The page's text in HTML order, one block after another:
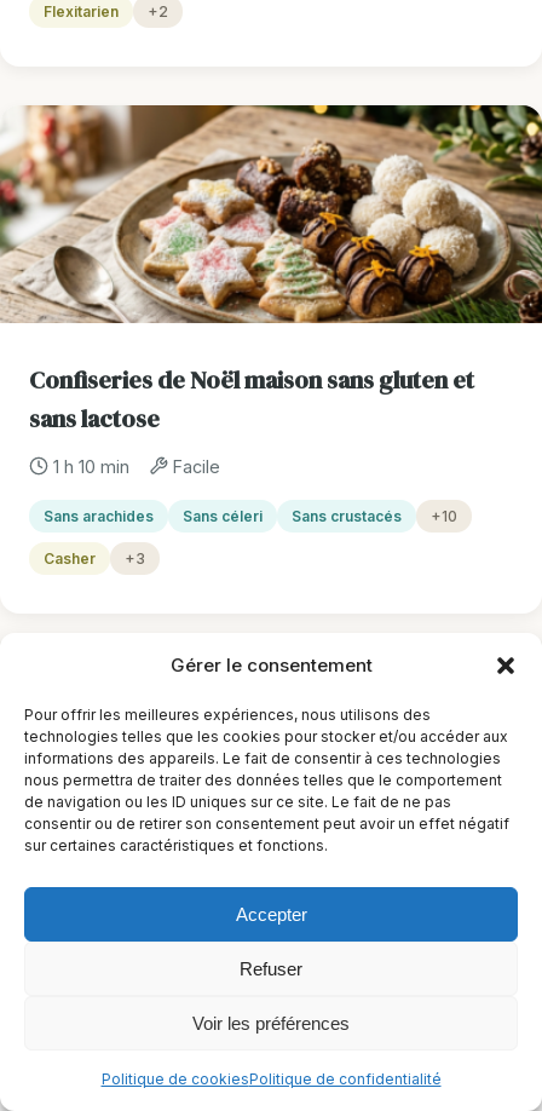
Gérer le consentement
Pour offrir les meilleures expériences, nous utilisons des
technologies telles que les cookies pour stocker et/ou accéder aux
informations des appareils. Le fait de consentir à ces technologies
nous permettra de traiter des données telles que le comportement
de navigation ou les ID uniques sur ce site. Le fait de ne pas
consentir ou de retirer son consentement peut avoir un effet négatif
sur certaines caractéristiques et fonctions.
Accepter
Refuser
Voir les préférences
Politique de cookiesPolitique de confidentialité
Flexitarien +2
Confiseries de Noël maison sans gluten et
sans lactose
1 h 10 min Facile
Sans arachides Sans céleri Sans crustacés +10
Casher +3
Marrons glacés sans lactose et sans sucre
Moyen